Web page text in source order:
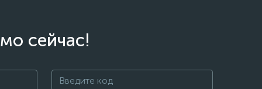
сейчас!